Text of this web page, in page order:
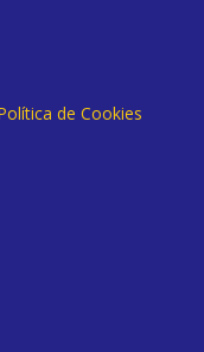
de Cookies